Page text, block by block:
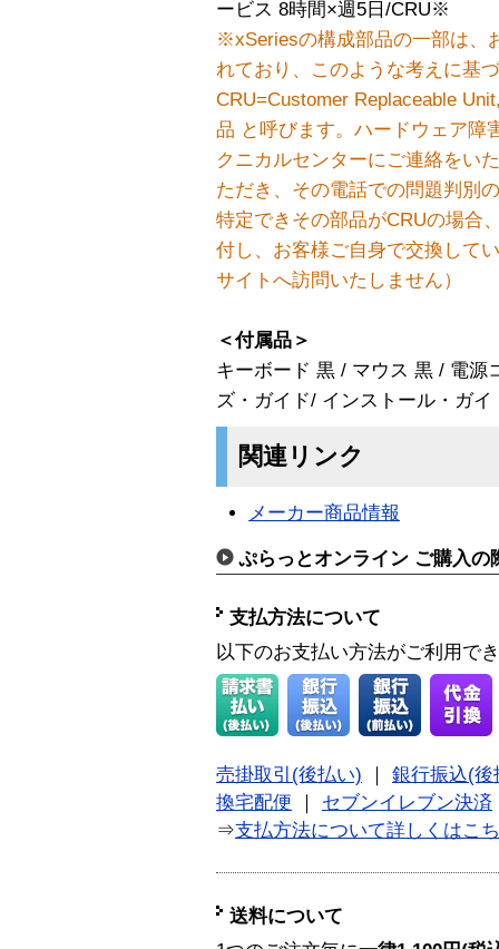
ービス 8時間×週5日/CRU※
※xSeriesの構成部品の一部は、
れており、このような考えに基
CRU=Customer Replaceable
品 と呼びます。ハードウェア障
クニカルセンターにご連絡をい
ただき、その電話での問題判別
特定できその部品がCRUの場合
付し、お客様ご自身で交換して
サイトへ訪問いたしません）
＜付属品＞
キーボード 黒 / マウス 黒 / 電源
ズ・ガイド/ インストール・ガ
関連リンク
メーカー商品情報
ぷらっとオンライン ご購入の
支払方法について
以下のお支払い方法がご利用で
売掛取引(後払い)
銀行振込(後
換宅配便
セブンイレブン決済
⇒支払方法について詳しくはこ
送料について